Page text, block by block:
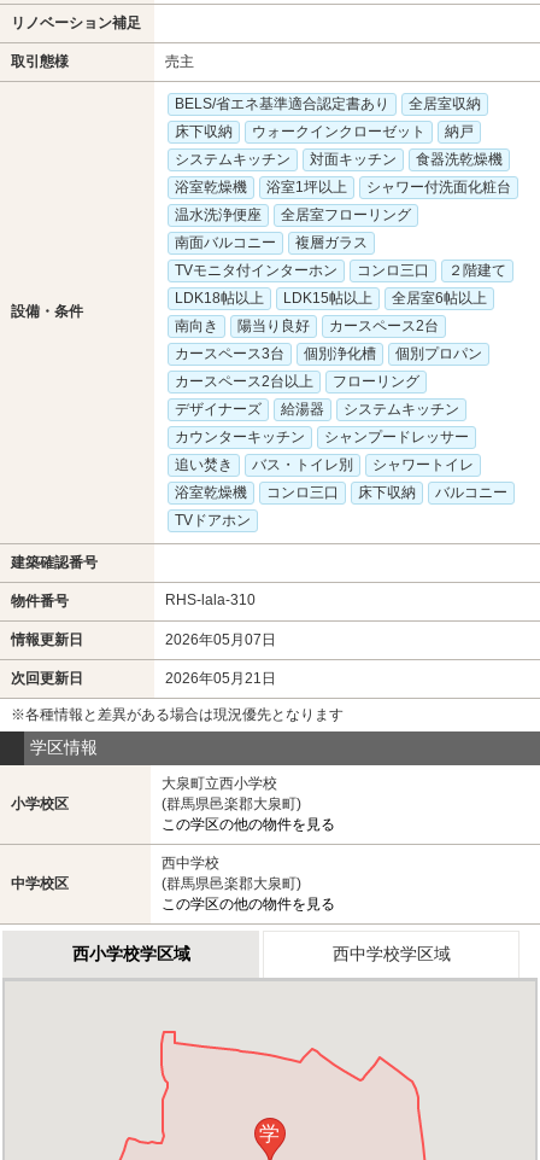
リノベーション補足
取引態様 売主
設備・条件
BELS/省エネ基準適合認定書あり
全居室収納
床下収納
ウォークインクローゼット
納戸
システムキッチン
対面キッチン
食器洗乾燥機
浴室乾燥機
浴室1坪以上
シャワー付洗面化粧台
温水洗浄便座
全居室フローリング
南面バルコニー
複層ガラス
TVモニタ付インターホン
コンロ三口
２階建て
LDK18帖以上
LDK15帖以上
全居室6帖以上
南向き
陽当り良好
カースペース2台
カースペース3台
個別浄化槽
個別プロパン
カースペース2台以上
フローリング
デザイナーズ
給湯器
システムキッチン
カウンターキッチン
シャンプードレッサー
追い焚き
バス・トイレ別
シャワートイレ
浴室乾燥機
コンロ三口 床下収納
バルコニー
TVドアホン
建築確認番号
物件番号 RHS-lala-310
情報更新日 2026年05月07日
次回更新日 2026年05月21日
※各種情報と差異がある場合は現況優先となります
学区情報
小学校区
大泉町立西小学校
(群馬県邑楽郡大泉町)
この学区の他の物件を見る
中学校区
西中学校
(群馬県邑楽郡大泉町)
この学区の他の物件を見る
西小学校学区域 西中学校学区域
学